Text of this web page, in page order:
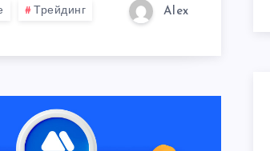
Трейдинг Alex